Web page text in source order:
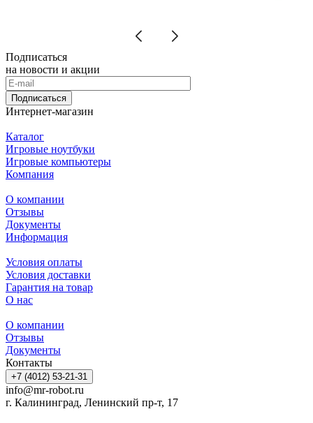
Подписаться
на новости и акции
Подписаться
Интернет-магазин
Каталог
Игровые ноутбуки
Игровые компьютеры
Компания
О компании
Отзывы
Документы
Информация
Условия оплаты
Условия доставки
Гарантия на товар
О нас
О компании
Отзывы
Документы
Контакты
+7 (4012) 53-21-31
info@mr-robot.ru
г. Калининград, Ленинский пр-т, 17